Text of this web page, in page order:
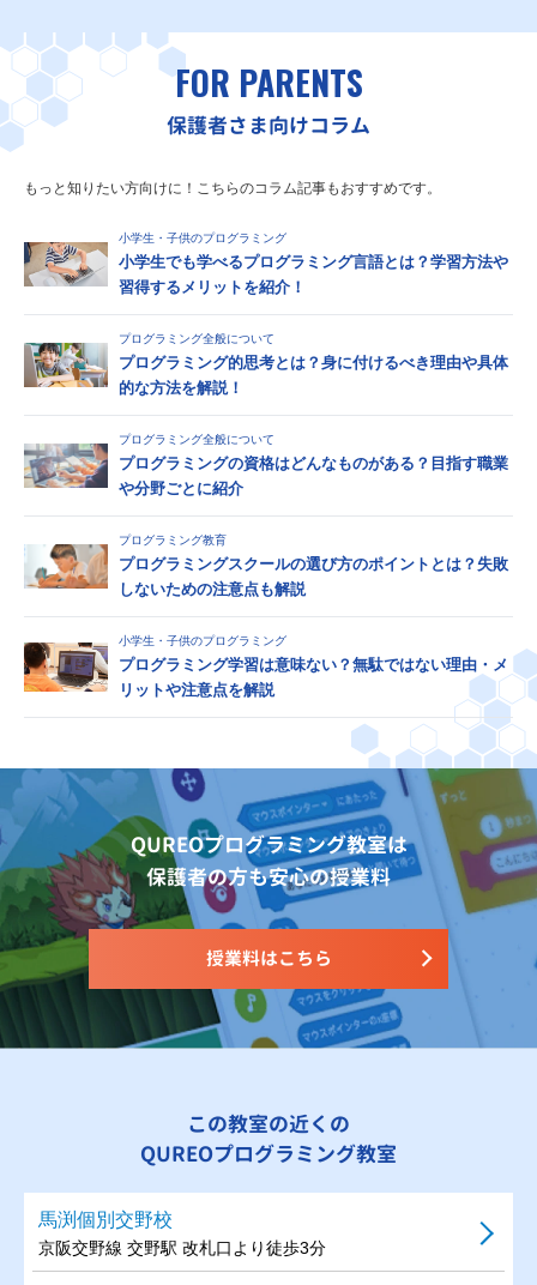
FOR PARENTS
保護者さま向けコラム
もっと知りたい方向けに！こちらのコラム記事もおすすめです。
小学生・子供のプログラミング
小学生でも学べるプログラミング言語とは？学習方法や
習得するメリットを紹介！
プログラミング全般について
プログラミング的思考とは？身に付けるべき理由や具体
的な方法を解説！
プログラミング全般について
プログラミングの資格はどんなものがある？目指す職業
や分野ごとに紹介
プログラミング教育
プログラミングスクールの選び方のポイントとは？失敗
しないための注意点も解説
小学生・子供のプログラミング
プログラミング学習は意味ない？無駄ではない理由・メ
リットや注意点を解説
QUREOプログラミング教室は
保護者の方も安心の授業料
授業料はこちら
この教室の近くの
QUREOプログラミング教室
馬渕個別交野校
京阪交野線 交野駅 改札口より徒歩3分